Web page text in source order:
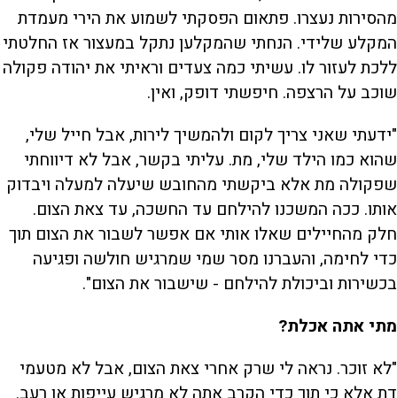
מהסירות נעצרו. פתאום הפסקתי לשמוע את הירי מעמדת
המקלע שלידי. הנחתי שהמקלען נתקל במעצור אז החלטתי
ללכת לעזור לו. עשיתי כמה צעדים וראיתי את יהודה פקולה
שוכב על הרצפה. חיפשתי דופק, ואין.
"ידעתי שאני צריך לקום ולהמשיך לירות, אבל חייל שלי,
שהוא כמו הילד שלי, מת. עליתי בקשר, אבל לא דיווחתי
שפקולה מת אלא ביקשתי מהחובש שיעלה למעלה ויבדוק
אותו. ככה המשכנו להילחם עד החשכה, עד צאת הצום.
חלק מהחיילים שאלו אותי אם אפשר לשבור את הצום תוך
כדי לחימה, והעברנו מסר שמי שמרגיש חולשה ופגיעה
בכשירות וביכולת להילחם - שישבור את הצום".
מתי אתה אכלת?
"לא זוכר. נראה לי שרק אחרי צאת הצום, אבל לא מטעמי